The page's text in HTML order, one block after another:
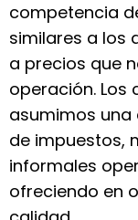
competencia
similares a los
a precios que
operación.
asumimos
de impuestos,
informales
ofreciendo en